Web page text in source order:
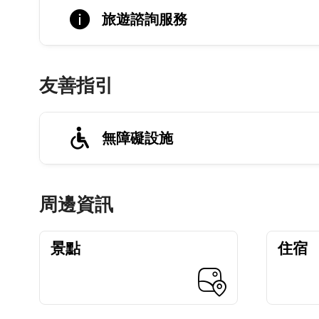
旅遊諮詢服務
友善指引
無障礙設施
周邊資訊
景點 住宿